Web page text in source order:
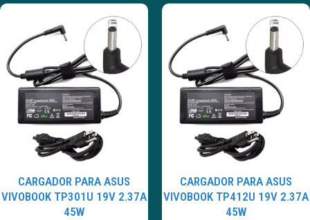
CARGADOR PARA ASUS
VIVOBOOK TP301U 19V 2.37A
45W
CARGADOR PARA ASUS
VIVOBOOK TP412U 19V 2.37A
45W